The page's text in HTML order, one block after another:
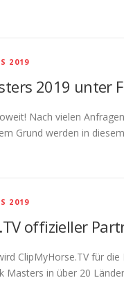
2019
2019 unter
Nach vielen
Grund werden in
2019
offizieller
ClipMyHorse.TV für
Masters in über 20